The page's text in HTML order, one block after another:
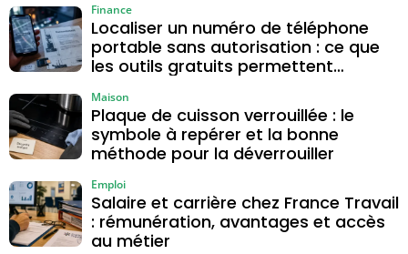
Localiser un numéro de téléphone
portable sans autorisation : ce que
les outils gratuits permettent
Finance
Plaque de cuisson verrouillée : le
symbole à repérer et la bonne
méthode pour la déverrouiller
Maison
Salaire et carrière chez France Travail
: rémunération, avantages et accès
au métier
Emploi